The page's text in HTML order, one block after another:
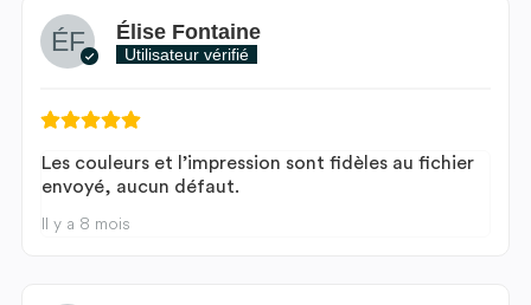
Élise Fontaine
Utilisateur vérifié
Les couleurs et l’impression sont fidèles au fichier
envoyé, aucun défaut.
Il y a 8 mois